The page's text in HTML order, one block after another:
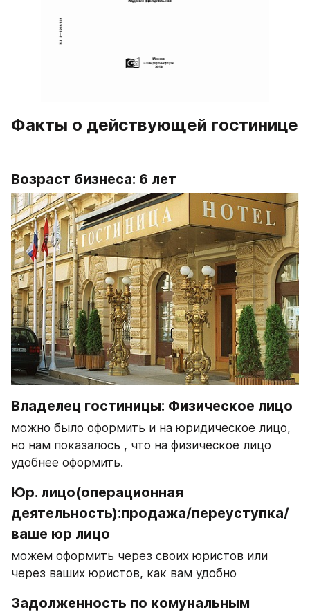
Факты о действующей гостинице
Возраст бизнеса: 6 лет
Владелец гостиницы: Физическое лицо
можно было оформить и на юридическое лицо,
но нам показалось , что на физическое лицо
удобнее оформить.
Юр. лицо(операционная
деятельность):продажа/переуступка/
ваше юр лицо
можем оформить через своих юристов или
через ваших юристов, как вам удобно
Задолженность по комунальным